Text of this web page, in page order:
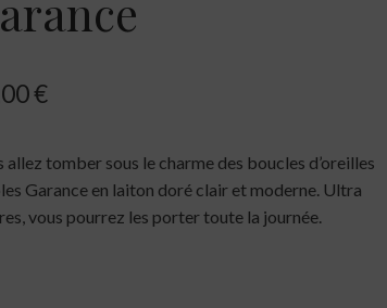
€
allez tomber sous le charme des boucles d’oreilles
Garance en laiton doré clair et moderne. Ultra
vous pourrez les porter toute la journée.